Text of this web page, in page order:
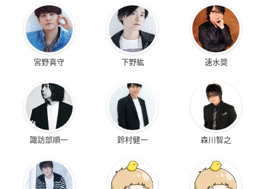
宮野真守 下野紘 速水奨
諏訪部順一 鈴村健一 森川智之